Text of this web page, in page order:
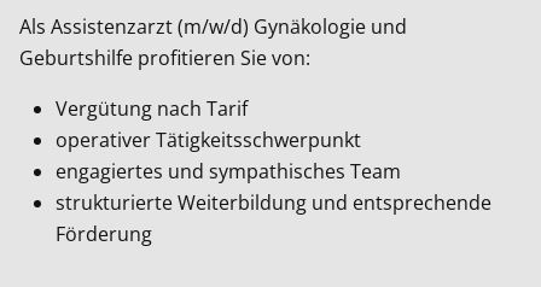
Als Assistenzarzt (m/w/d) Gynäkologie und
Geburtshilfe profitieren Sie von:
Vergütung nach Tarif
operativer Tätigkeitsschwerpunkt
engagiertes und sympathisches Team
strukturierte Weiterbildung und entsprechende
Förderung